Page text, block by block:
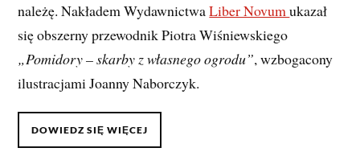
należę. Nakładem WydawnictwaLiber Novumukazał
się obszerny przewodnik Piotra Wiśniewskiego
„Pomidory – skarby z własnego ogrodu”, wzbogacony
ilustracjami Joanny Naborczyk.
DOWIEDZ SIĘ WIĘCEJ